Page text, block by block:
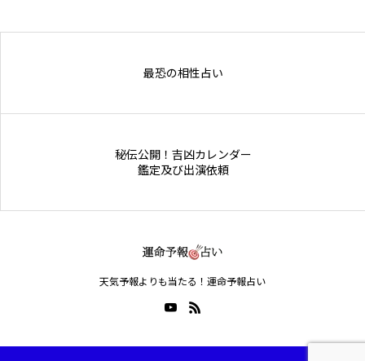
最恐の相性占い
秘伝公開！吉凶カレンダー
鑑定及び出演依頼
天気予報よりも当たる！運命予報占い